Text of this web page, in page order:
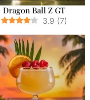
Dragon Ball Z GT
3.9 (7)